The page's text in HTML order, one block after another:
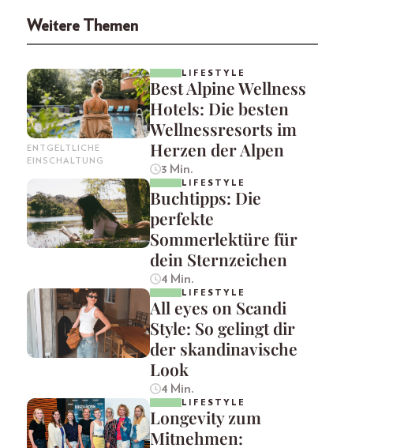
Weitere Themen
ENTGELTLICHE
EINSCHALTUNG
LIFESTYLE
Best Alpine Wellness
Hotels: Die besten
Wellnessresorts im
Herzen der Alpen
3 Min.
LIFESTYLE
Buchtipps: Die
perfekte
Sommerlektüre für
dein Sternzeichen
4 Min.
LIFESTYLE
All eyes on Scandi
Style: So gelingt dir
der skandinavische
Look
4 Min.
LIFESTYLE
Longevity zum
Mitnehmen: